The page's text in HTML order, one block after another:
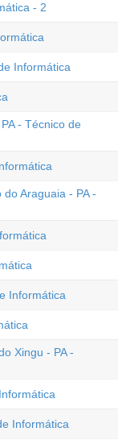
- 2
Informática
- Técnico de
Araguaia - PA -
Informática
Xingu - PA -
Informática